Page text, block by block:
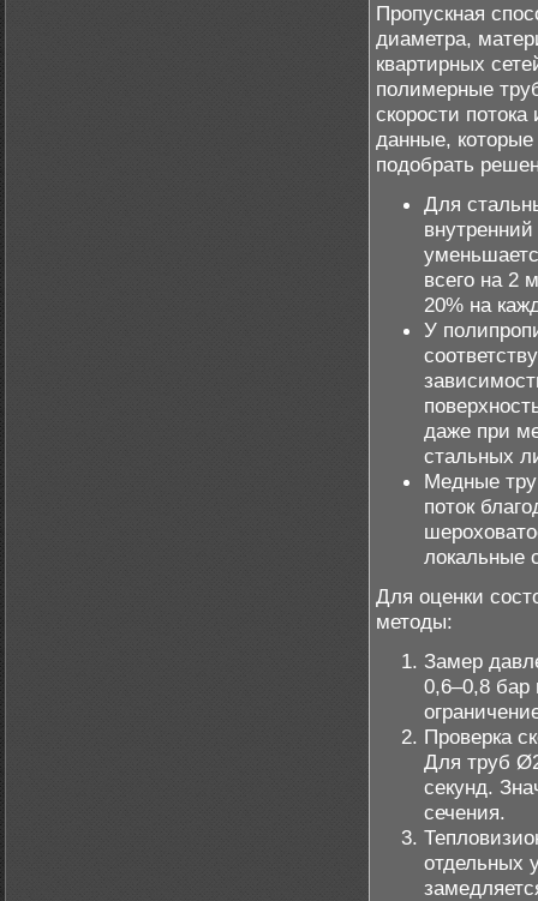
Пропускная
диаметра,
квартирных
полимерные
скорости
данные,
подобрать
Для
всего на 2
20% на
У
даже при
стальных
Медные
поток
локальные
Для оценки
методы:
Замер
0,6–0,8 бар
Проверка
Для труб
секунд.
сечения.
отдельных